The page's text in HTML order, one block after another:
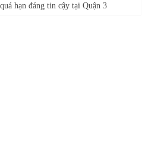
hạn đáng tin cậy tại Quận 3
lái xe hạng A (A2 cũ), A1 uy tín tại